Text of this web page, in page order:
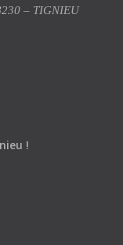
– TIGNIEU
!